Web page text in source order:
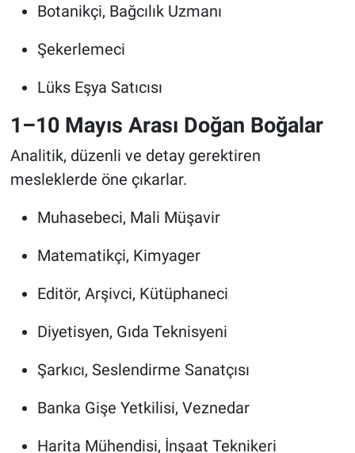
Botanikçi, Bağcılık Uzmanı
Şekerlemeci
Lüks Eşya Satıcısı
1–10 Mayıs Arası Doğan Boğalar
Analitik, düzenli ve detay gerektiren
mesleklerde öne çıkarlar.
Muhasebeci, Mali Müşavir
Matematikçi, Kimyager
Editör, Arşivci, Kütüphaneci
Diyetisyen, Gıda Teknisyeni
Şarkıcı, Seslendirme Sanatçısı
Banka Gişe Yetkilisi, Veznedar
Harita Mühendisi, İnşaat Teknikeri